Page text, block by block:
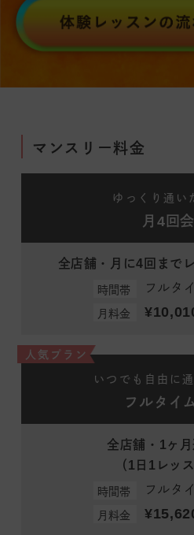
マンスリー料金
ゆっくり通い
月4回
全店舗・月に4回まで
時間帯 フルタ
月料金
人気プラン
いつでも自由に
フルタイ
全店舗・1ヶ
（1日1レッ
時間帯 フルタ
月料金